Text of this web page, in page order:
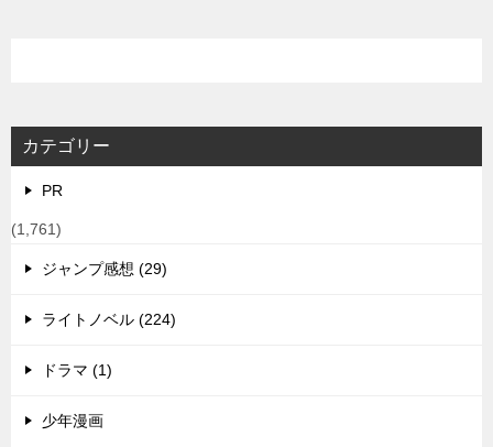
カテゴリー
PR
(1,761)
ジャンプ感想 (29)
ライトノベル (224)
ドラマ (1)
少年漫画